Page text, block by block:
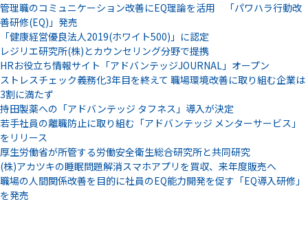
管理職のコミュニケーション改善にEQ理論を活用 「パワハラ行動改
善研修(EQ)」発売
「健康経営優良法人2019(ホワイト500)」に認定
レジリエ研究所(株)とカウンセリング分野で提携
HRお役立ち情報サイト「アドバンテッジJOURNAL」オープン
ストレスチェック義務化3年目を終えて 職場環境改善に取り組む企業は
3割に満たず
持田製薬への「アドバンテッジ タフネス」導入が決定
若手社員の離職防止に取り組む「アドバンテッジ メンターサービス」
をリリース
厚生労働省が所管する労働安全衛生総合研究所と共同研究
(株)アカツキの睡眠問題解消スマホアプリを買収、来年度販売へ
職場の人間関係改善を目的に社員のEQ能力開発を促す「EQ導入研修」
を発売